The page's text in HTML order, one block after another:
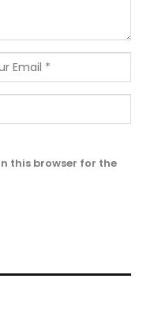
this browser for the